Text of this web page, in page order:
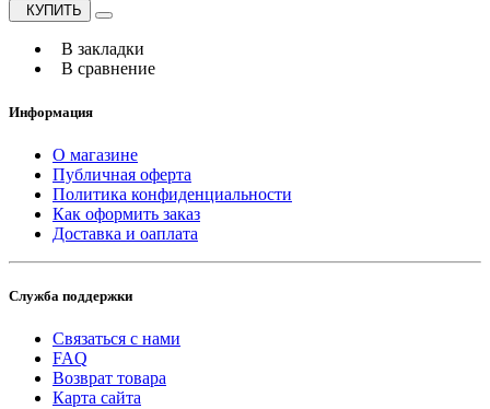
КУПИТЬ
В закладки
В сравнение
Информация
О магазине
Публичная оферта
Политика конфиденциальности
Как оформить заказ
Доставка и оаплата
Служба поддержки
Связаться с нами
FAQ
Возврат товара
Карта сайта